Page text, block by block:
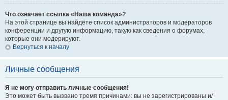
Что означает ссылка «Наша команда»?
На этой странице вы найдёте список администраторов и модераторов
конференции и другую информацию, такую как сведения о форумах,
которые они модерируют.
Вернуться к началу
Личные сообщения
Я не могу отправить личные сообщения!
Это может быть вызвано тремя причинами: вы не зарегистрированы и/